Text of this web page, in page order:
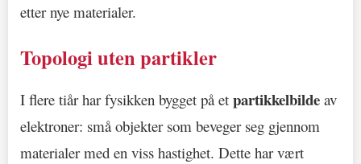
etter nye materialer.
Topologi uten partikler
I flere tiår har fysikken bygget på et partikkelbilde av
elektroner: små objekter som beveger seg gjennom
materialer med en viss hastighet. Dette har vært